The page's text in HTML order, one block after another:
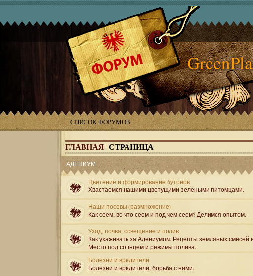
СПИСОК ФОРУМОВ
ГЛАВНАЯ СТРАНИЦА
АДЕНИУМ
Цветение и формирование бутонов
Хвастаемся нашими цветущими зелеными питомцами.
Наши посевы (размножение)
Как сеем, во что сеем и под чем сеем? Делимся опытом.
Уход, почва, освещение и полив
Как ухаживать за Адениумом. Рецепты земляных смесей
Место под солнцем и режимы полива.
Болезни и вредители
Болезни и вредители, борьба с ними.